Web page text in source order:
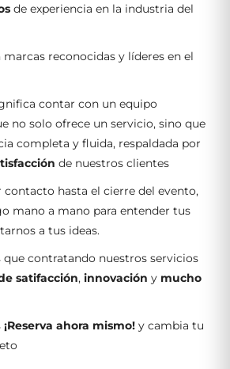
de experiencia en la industria del
reconocidas y líderes en el
contar con un equipo
no solo ofrece un servicio, sino que
completa y fluida, respaldada por
de nuestros clientes
hasta el cierre del evento,
mano a mano para entender tus
a tus ideas.
que contratando nuestros servicios
satifacción, innovación y mucho
¡Reserva ahora mismo! y cambia tu